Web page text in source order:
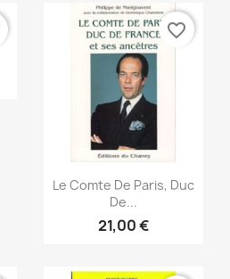
Snabbvy
Le Comte De Paris, Duc
De...
21,00 €
favorite_border